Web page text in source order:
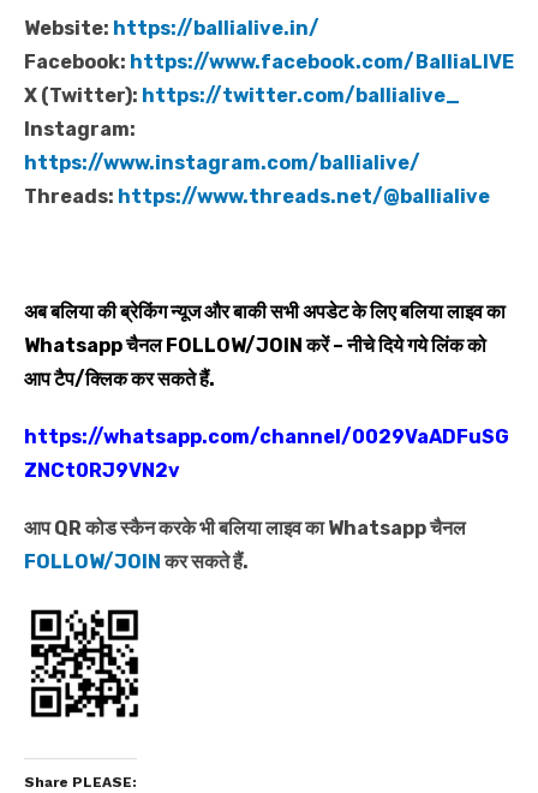
Website: https://ballialive.in/
Facebook: https://www.facebook.com/BalliaLIVE
X (Twitter): https://twitter.com/ballialive_
Instagram:
https://www.instagram.com/ballialive/
Threads: https://www.threads.net/@ballialive
अब बलिया की ब्रेकिंग न्यूज और बाकी सभी अपडेट के लिए बलिया लाइव का
WhatsappचैनलFOLLOW/JOINकरें – नीचे दिये गये लिंक को
आप टैप/क्लिक कर सकते हैं.
https://whatsapp.com/channel/0029VaADFuSG
ZNCt0RJ9VN2v
आप QR कोड स्कैन करके भी बलिया लाइव का Whatsapp चैनल
FOLLOW/JOINकर सकते हैं.
Share PLEASE: